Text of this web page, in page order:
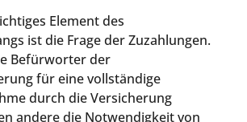
Element des
ist die Frage der Zuzahlungen.
Befürworter der
für eine vollständige
durch die Versicherung
andere die Notwendigkeit von